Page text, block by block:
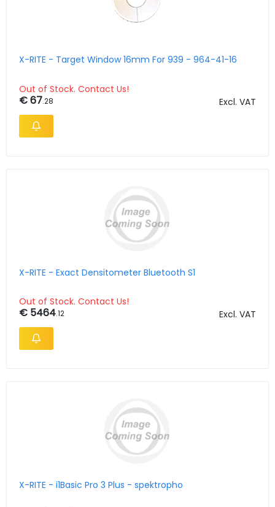
X-RITE - Target Window 16mm For 939 - 964-41-16
Out of Stock. Contact Us!
€ 67.28 Excl. VAT
X-RITE - Exact Densitometer Bluetooth S1
Out of Stock. Contact Us!
€ 5464.12 Excl. VAT
X-RITE - i1Basic Pro 3 Plus - spektropho